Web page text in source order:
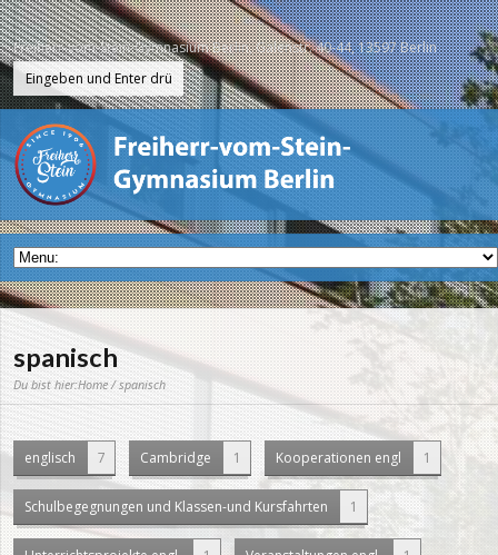
Freiherr-vom-Stein-Gymnasium Berlin, Galenstr. 40-44, 13597 Berlin
spanisch
Du bist hier:Home/ spanisch
englisch 7 Cambridge 1 Kooperationen engl 1
Schulbegegnungen und Klassen-und Kursfahrten 1